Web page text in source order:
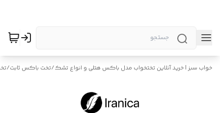
خواب سبز | خرید آنلاین تختخواب مدل باکس هتلی و انواع تشک/تخت باکس ثابت/